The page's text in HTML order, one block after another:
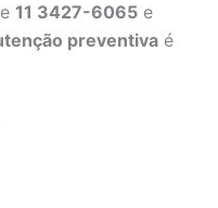
11 3427-6065 e
preventiva é